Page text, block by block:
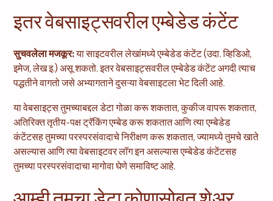
इतर वेबसाइट्सवरील एम्बेडेड कंटेंट
सुचवलेला मजकूर:या साइटवरील लेखांमध्ये एम्बेडेड कंटेंट (उदा. व्हिडिओ,
इमेज, लेख इ.) असू शकतो. इतर वेबसाइट्सवरील एम्बेडेड कंटेंट अगदी त्याच
पद्धतीने वागतो जसे अभ्यागताने दुसऱ्या वेबसाइटला भेट दिली आहे.
या वेबसाइट्स तुमच्याबद्दल डेटा गोळा करू शकतात, कुकीज वापरू शकतात,
अतिरिक्त तृतीय-पक्ष ट्रॅकिंग एम्बेड करू शकतात आणि त्या एम्बेडेड
कंटेंटसह तुमच्या परस्परसंवादाचे निरीक्षण करू शकतात, ज्यामध्ये तुमचे खाते
असल्यास आणि त्या वेबसाइटवर लॉग इन असल्यास एम्बेडेड कंटेंटसह
तुमच्या परस्परसंवादाचा मागोवा घेणे समाविष्ट आहे.